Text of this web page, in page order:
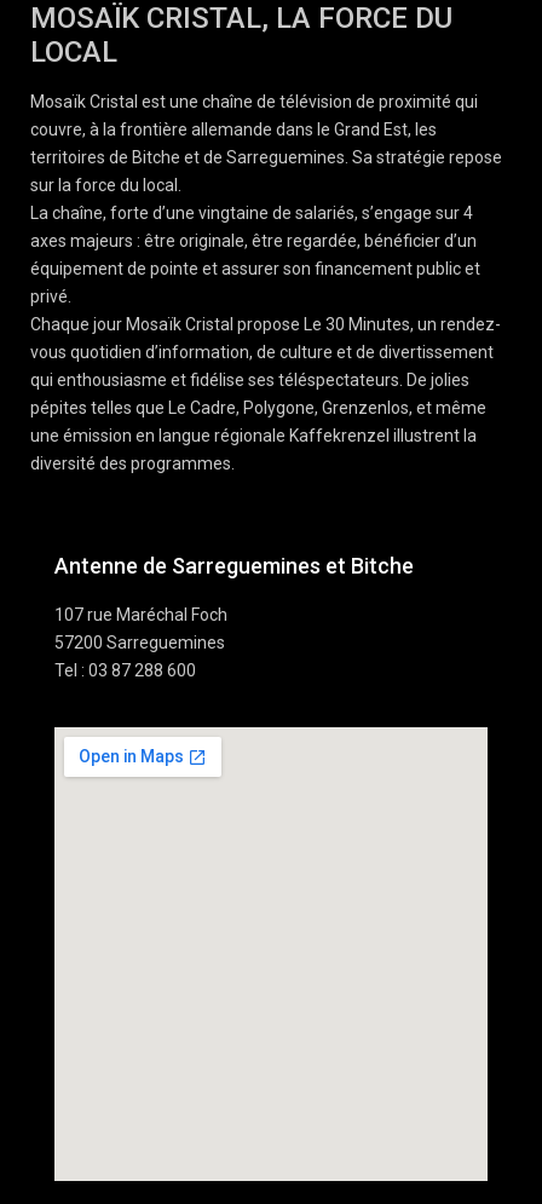
MOSAÏK CRISTAL, LA FORCE DU
LOCAL
Mosaïk Cristal est une chaîne de télévision de proximité qui
couvre, à la frontière allemande dans le Grand Est, les
territoires de Bitche et de Sarreguemines. Sa stratégie repose
sur la force du local.
La chaîne, forte d’une vingtaine de salariés, s’engage sur 4
axes majeurs : être originale, être regardée, bénéficier d’un
équipement de pointe et assurer son financement public et
privé.
Chaque jour Mosaïk Cristal propose Le 30 Minutes, un rendez-
vous quotidien d’information, de culture et de divertissement
qui enthousiasme et fidélise ses téléspectateurs. De jolies
pépites telles que Le Cadre, Polygone, Grenzenlos, et même
une émission en langue régionale Kaffekrenzel illustrent la
diversité des programmes.
Antenne de Sarreguemines et Bitche
107 rue Maréchal Foch
57200 Sarreguemines
Tel : 03 87 288 600